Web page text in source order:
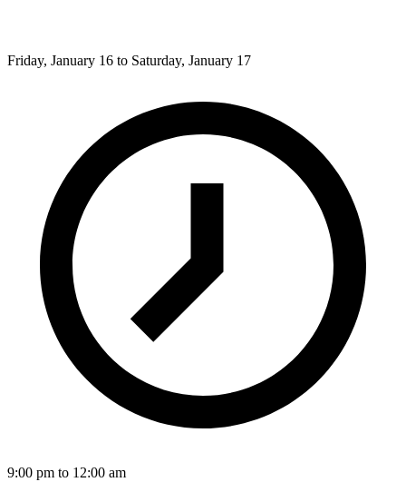
Friday, January 16 to Saturday, January 17
9:00 pm to 12:00 am